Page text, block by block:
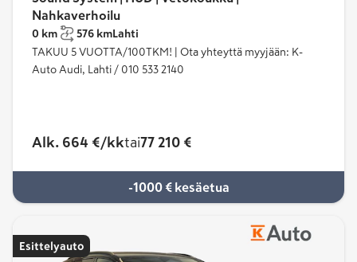
Nahkaverhoilu
0 km 576 km Lahti
TAKUU 5 VUOTTA/100TKM! | Ota yhteyttä myyjään: K-
Auto Audi, Lahti / 010 533 2140
Alk. 664 €/kktai77 210 €
-1000 € kesäetua
Esittelyauto